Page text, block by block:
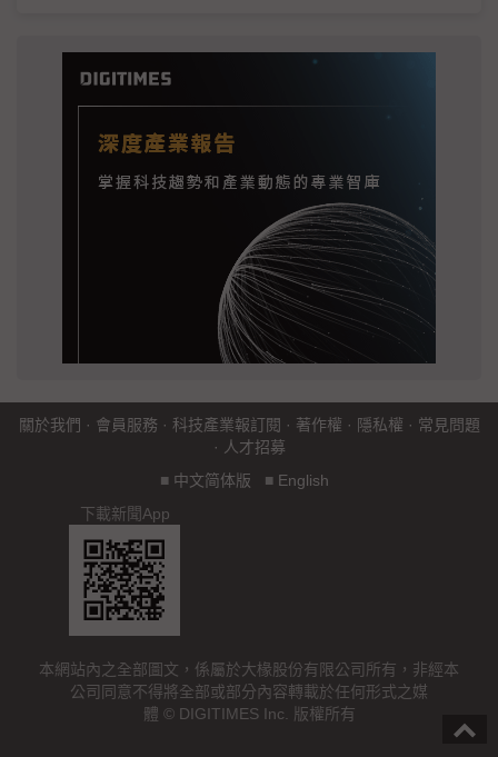
關於我們 · 會員服務 · 科技產業報訂閱 · 著作權 · 隱私權 · 常見問題
· 人才招募
■ 中文简体版 ■ English
下載新聞App
本網站內之全部圖文，係屬於大椽股份有限公司所有，非經本
公司同意不得將全部或部分內容轉載於任何形式之媒
體 © DIGITIMES Inc. 版權所有